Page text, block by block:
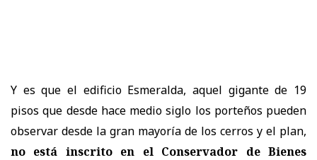
Y es que el edificio Esmeralda, aquel gigante de 19
pisos que desde hace medio siglo los porteños pueden
observar desde la gran mayoría de los cerros y el plan,
no está inscrito en el Conservador de Bienes